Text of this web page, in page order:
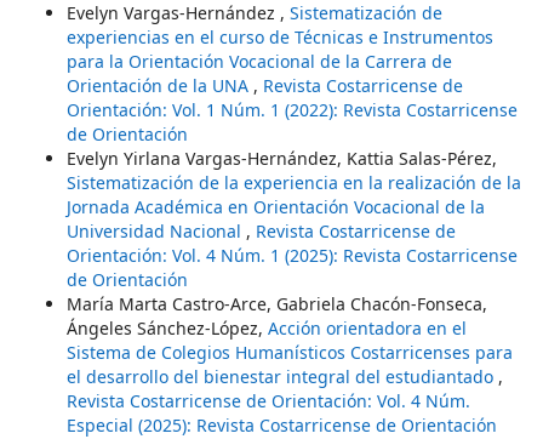
Evelyn Vargas-Hernández , Sistematización de
experiencias en el curso de Técnicas e Instrumentos
para la Orientación Vocacional de la Carrera de
Orientación de la UNA , Revista Costarricense de
Orientación: Vol. 1 Núm. 1 (2022): Revista Costarricense
de Orientación
Evelyn Yirlana Vargas-Hernández, Kattia Salas-Pérez,
Sistematización de la experiencia en la realización de la
Jornada Académica en Orientación Vocacional de la
Universidad Nacional , Revista Costarricense de
Orientación: Vol. 4 Núm. 1 (2025): Revista Costarricense
de Orientación
María Marta Castro-Arce, Gabriela Chacón-Fonseca,
Ángeles Sánchez-López, Acción orientadora en el
Sistema de Colegios Humanísticos Costarricenses para
el desarrollo del bienestar integral del estudiantado ,
Revista Costarricense de Orientación: Vol. 4 Núm.
Especial (2025): Revista Costarricense de Orientación